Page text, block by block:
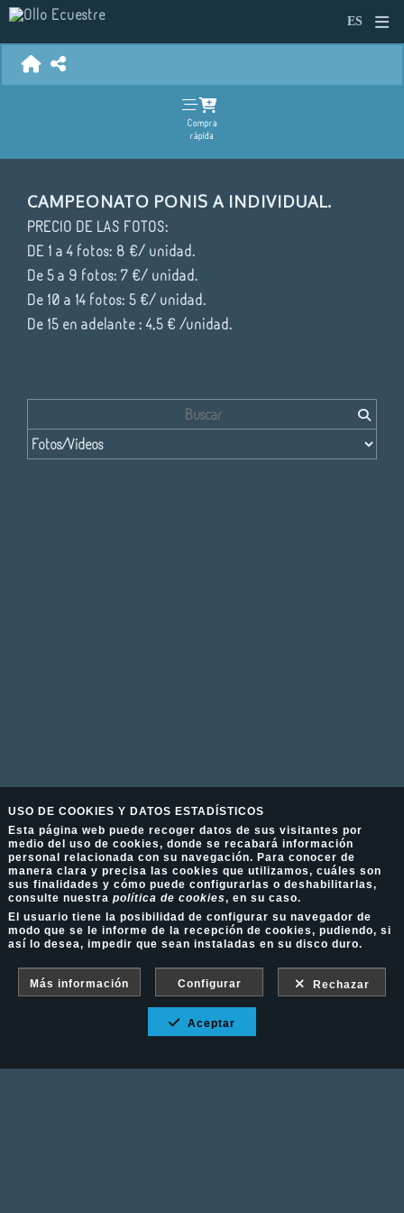
Compra
rápida
CAMPEONATO PONIS A INDIVIDUAL.
PRECIO DE LAS FOTOS:
DE 1 a 4 fotos: 8 €/ unidad.
De 5 a 9 fotos: 7 €/ unidad.
De 10 a 14 fotos: 5 €/ unidad.
De 15 en adelante : 4,5 € /unidad.
USO DE COOKIES Y DATOS ESTADÍSTICOS
Esta página web puede recoger datos de sus visitantes por
medio del uso de cookies, donde se recabará información
personal relacionada con su navegación. Para conocer de
manera clara y precisa las cookies que utilizamos, cuáles son
sus finalidades y cómo puede configurarlas o deshabilitarlas,
consulte nuestra política de cookies, en su caso.
El usuario tiene la posibilidad de configurar su navegador de
modo que se le informe de la recepción de cookies, pudiendo, si
así lo desea, impedir que sean instaladas en su disco duro.
Más información Configurar Rechazar
Aceptar